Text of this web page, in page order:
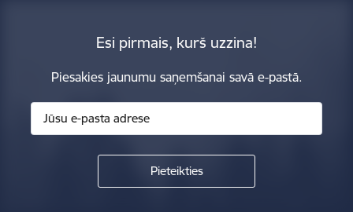
Esi pirmais, kurš uzzina!
Piesakies jaunumu saņemšanai savā e-pastā.